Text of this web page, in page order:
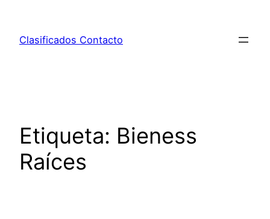
contenido
Clasificados Contacto
Etiqueta: Bieness
Raíces